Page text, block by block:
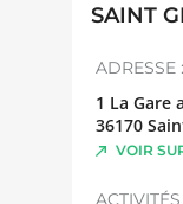
SAINT
ADRESSE :
1 La Gare
36170
VOIR
ACTIVITÉS